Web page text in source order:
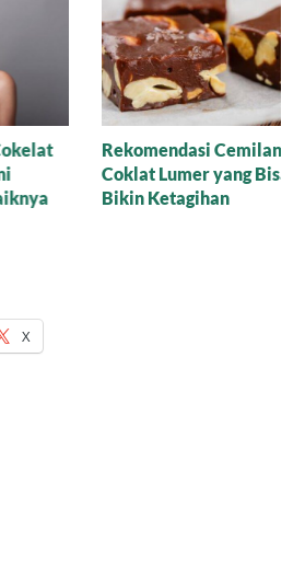
Rahasia Memilih Bahan
Terbaik untuk Minuman
Cokelat Panas ala Cafe
X